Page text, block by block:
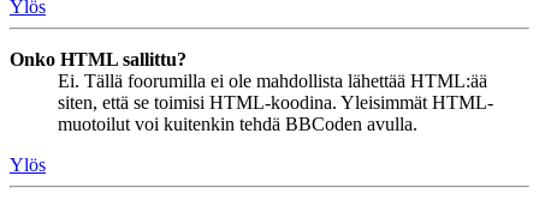
Ylös
Onko HTML sallittu?
Ei. Tällä foorumilla ei ole mahdollista lähettää HTML:ää
siten, että se toimisi HTML-koodina. Yleisimmät HTML-
muotoilut voi kuitenkin tehdä BBCoden avulla.
Ylös